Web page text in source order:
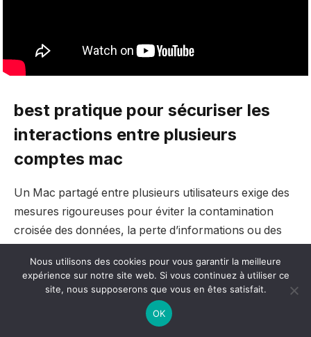
best pratique pour sécuriser les
interactions entre plusieurs
comptes mac
Un Mac partagé entre plusieurs utilisateurs exige des
mesures rigoureuses pour éviter la contamination
croisée des données, la perte d’informations ou des
stratégiques :
Séparer clairement les sessions en fermant
toujours sa session avant de laisser l’ordinateur à
Nous utilisons des cookies pour vous garantir la meilleure
expérience sur notre site web. Si vous continuez à utiliser ce
site, nous supposerons que vous en êtes satisfait.
OK